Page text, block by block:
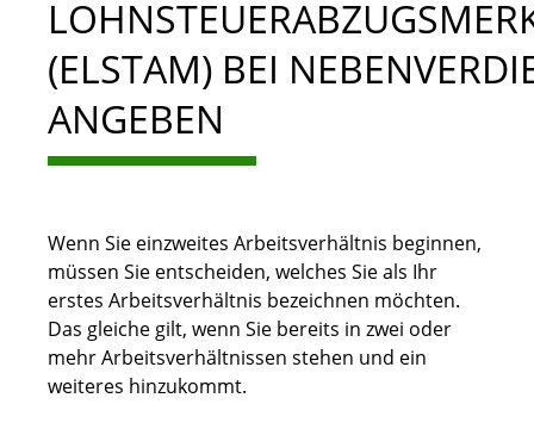
(ELSTAM) BEI
ANGEBEN
Wenn Sie einzweites Arbeitsverhältnis beginnen,
müssen Sie entscheiden, welches Sie als Ihr
erstes Arbeitsverhältnis bezeichnen möchten.
Das gleiche gilt, wenn Sie bereits in zwei oder
mehr Arbeitsverhältnissen stehen und ein
weiteres hinzukommt.